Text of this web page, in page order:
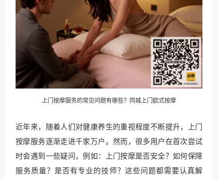
上门按摩服务的常见问题有哪些？同城上门欧式按摩
近年来，随着人们对健康养生的重视程度不断提升，上门
按摩服务逐渐走进千家万户。然而，很多用户在首次尝试
时会遇到一些疑问，例如：上门按摩是否安全？如何保障
服务质量？是否有专业的技师？这些问题都需要认真解